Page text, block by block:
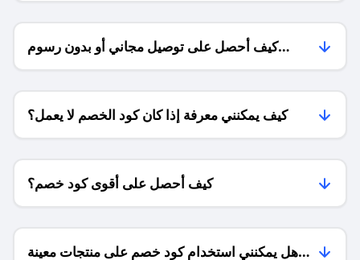
كيف أحصل على توصيل مجاني أو بدون رسوم
الشحن ؟
كيف يمكنني معرفة إذا كان كود الخصم لا يعمل؟
كيف أحصل على أقوى كود خصم؟
هل يمكنني استخدام كود خصم على منتجات معينة